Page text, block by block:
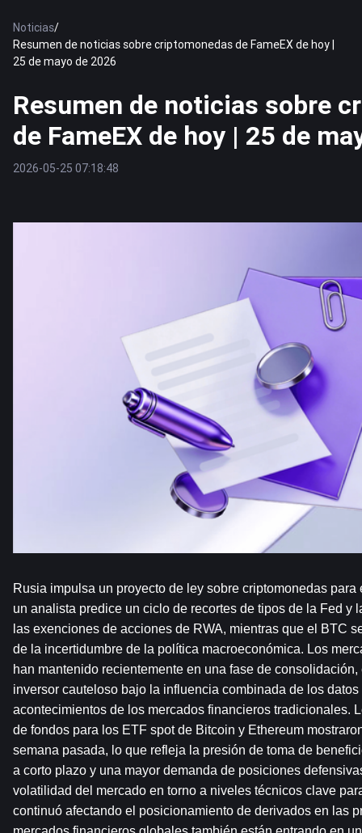
Noticias/
Resumen de noticias sobre criptomonedas de FameEX de hoy |
25 de mayo de 2026
Resumen de noticias sobre
de FameEX de hoy | 25 de
2026-05-25 07:18:48
Rusia impulsa un proyecto de ley sobre criptomonedas para
un analista predice un ciclo de recortes de tipos de la Fed y
las exenciones de acciones de RWA, mientras que el BTC
de la incertidumbre de la política macroeconómica. Los
han mantenido recientemente en una fase de
inversor cauteloso bajo la influencia combinada de los
acontecimientos de los mercados financieros tradicionales.
de fondos para los ETF spot de Bitcoin y Ethereum
semana pasada, lo que refleja la presión de toma de
a corto plazo y una mayor demanda de posiciones
volatilidad del mercado en torno a niveles técnicos clave
continuó afectando el posicionamiento de derivados en las